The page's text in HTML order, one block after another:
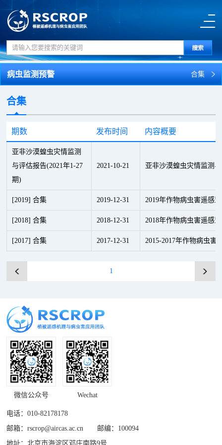
病虫监测预警 合集
合集
期数 发布时间 内容概要
亚非沙漠蝗虫灾情监测
与评估报告(2021年1-27
期)
2021-10-21 亚非沙漠蝗虫灾情监测
[2019] 合集 2019-12-31 2019年作物病虫害遥感
[2018] 合集 2018-12-31 2018年作物病虫害遥感
[2017] 合集 2017-12-31 2015-2017年作物病虫害
1
微信公众号 Wechat
电话：010-82178178
邮箱：rscrop@aircas.ac.cn 邮编：100094
地址：北京市海淀区邓庄南路9号